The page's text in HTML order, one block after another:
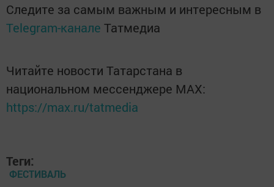
Следите за самым важным и интересным в
Telegram-канале Татмедиа
Читайте новости Татарстана в
национальном мессенджере MАХ:
https://max.ru/tatmedia
Теги:
ФЕСТИВАЛЬ